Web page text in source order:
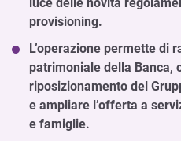
provisioning.
L’operazione permette di
patrimoniale della Banca,
riposizionamento del
e ampliare l’offerta a
e famiglie.